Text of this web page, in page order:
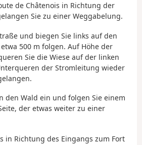
de Châtenois in Richtung der
Sie zu einer Weggabelung.
und biegen Sie links auf den
500 m folgen. Auf Höhe der
Sie die Wiese auf der linken
der Stromleitung wieder
den Wald ein und folgen Sie einem
der etwas weiter zu einer
in Richtung des Eingangs zum Fort